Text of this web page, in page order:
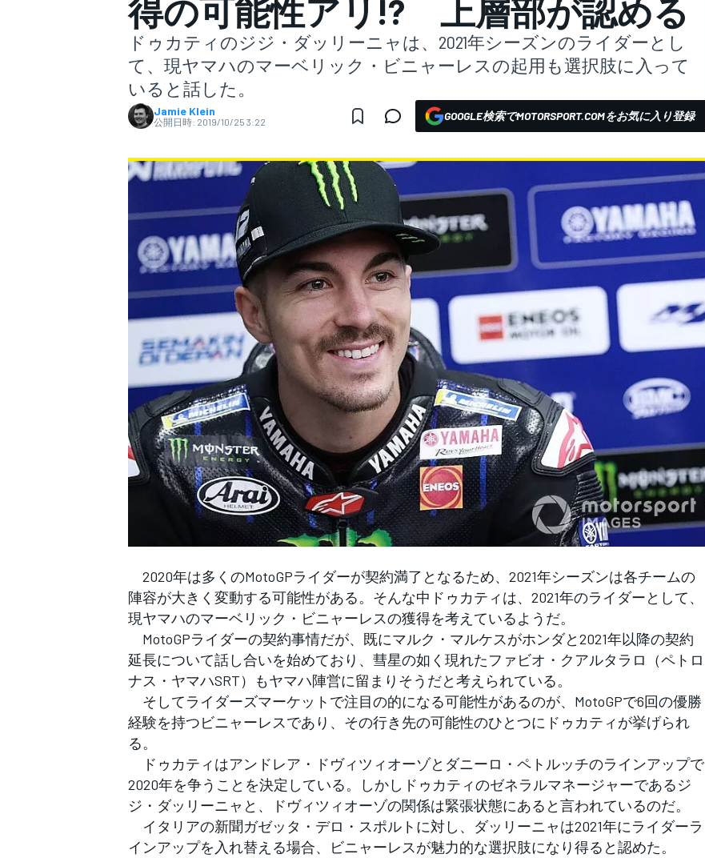
スーパーフォーミュラ
スーパーGT
WEC
フォーミュラE
得の可能性アリ!? 上層部が認める
ドゥカティのジジ・ダッリーニャは、2021年シーズンのライダーとし
て、現ヤマハのマーベリック・ビニャーレスの起用も選択肢に入って
いると話した。
Jamie Klein
公開日時: 2019/10/25 3:22 GOOGLE検索でMOTORSPORT.COMをお気に入り登録
2020年は多くのMotoGPライダーが契約満了となるため、2021年シーズンは各チームの
陣容が大きく変動する可能性がある。そんな中ドゥカティは、2021年のライダーとして、
現ヤマハのマーベリック・ビニャーレスの獲得を考えているようだ。
MotoGPライダーの契約事情だが、既にマルク・マルケスがホンダと2021年以降の契約
延長について話し合いを始めており、彗星の如く現れたファビオ・クアルタラロ（ペトロ
ナス・ヤマハSRT）もヤマハ陣営に留まりそうだと考えられている。
そしてライダーズマーケットで注目の的になる可能性があるのが、MotoGPで6回の優勝
経験を持つビニャーレスであり、その行き先の可能性のひとつにドゥカティが挙げられ
る。
ドゥカティはアンドレア・ドヴィツィオーゾとダニーロ・ペトルッチのラインアップで
2020年を争うことを決定している。しかしドゥカティのゼネラルマネージャーであるジ
ジ・ダッリーニャと、ドヴィツィオーゾの関係は緊張状態にあると言われているのだ。
イタリアの新聞ガゼッタ・デロ・スポルトに対し、ダッリーニャは2021年にライダーラ
インアップを入れ替える場合、ビニャーレスが魅力的な選択肢になり得ると認めた。